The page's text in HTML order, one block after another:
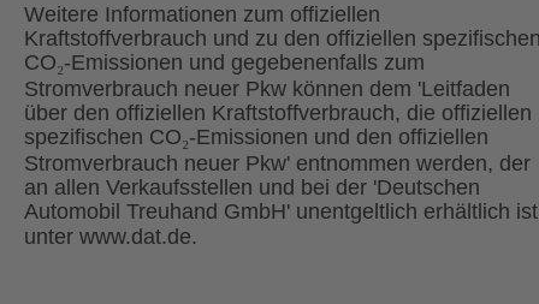
Weitere Informationen zum offiziellen
Kraftstoffverbrauch und zu den offiziellen
CO₂-Emissionen und gegebenenfalls zum
Stromverbrauch neuer Pkw können dem 'Leitfaden
über den offiziellen Kraftstoffverbrauch, die offiziellen
spezifischen CO₂-Emissionen und den offiziellen
Stromverbrauch neuer Pkw' entnommen werden, der
an allen Verkaufsstellen und bei der 'Deutschen
Automobil Treuhand GmbH' unentgeltlich erhältlich
unter www.dat.de.